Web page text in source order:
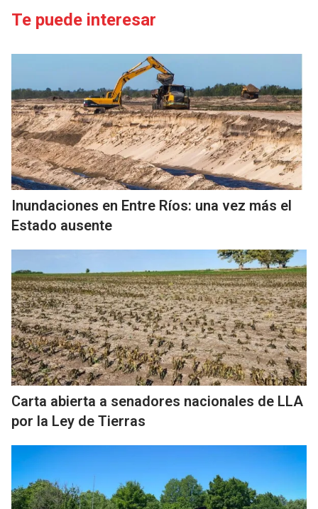
Te puede interesar
Inundaciones en Entre Ríos: una vez más el
Estado ausente
Carta abierta a senadores nacionales de LLA
por la Ley de Tierras